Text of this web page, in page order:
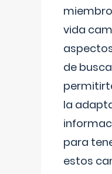
vida
de
la
para
estos